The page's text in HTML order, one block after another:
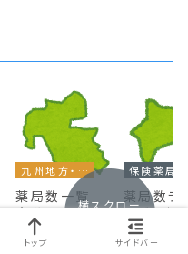
九州地方・沖縄
薬局数一覧
大分県 2019
ランキング形式にま
保険薬局
薬局数ラ
ング 神
県 大手
編
神奈川県の
横スクロー
ルできます
トップ サイドバー